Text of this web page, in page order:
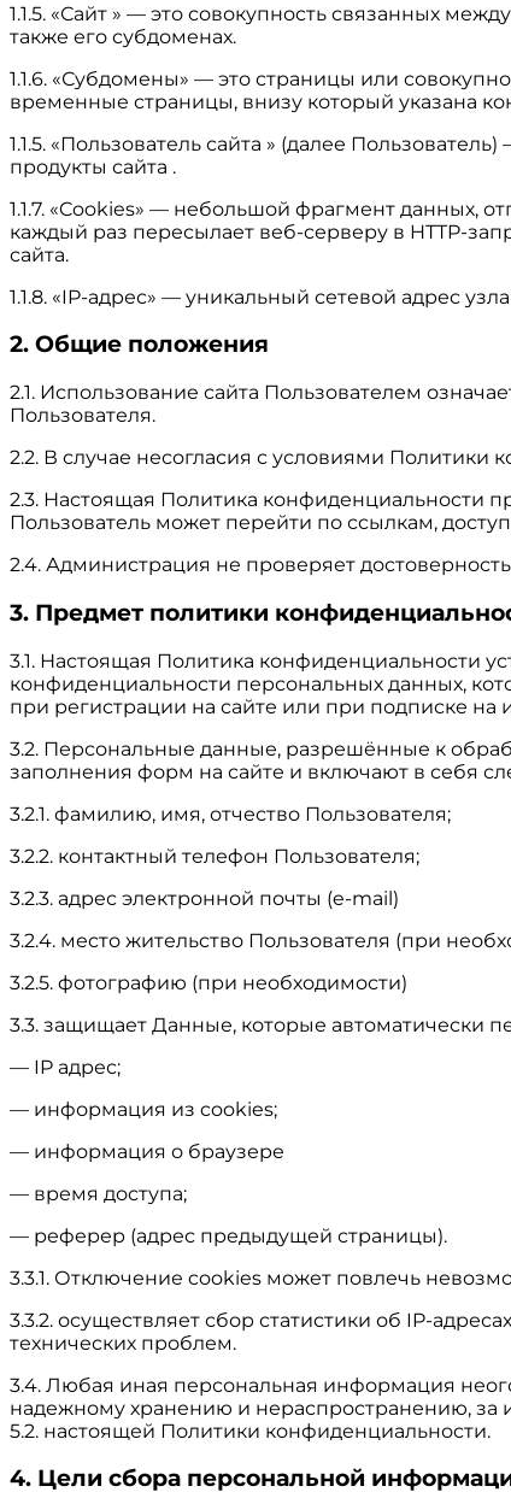
1.1.5. «Сайт » — это совокупность связанных
также его субдоменах.
1.1.6. «Субдомены» — это страницы или
временные страницы, внизу который указана
1.1.5. «Пользователь сайта » (далее
продукты сайта .
1.1.7. «Cookies» — небольшой фрагмент данных,
каждый раз пересылает веб-серверу в HTTP-
сайта.
1.1.8. «IP-адрес» — уникальный сетевой адрес
2. Общие положения
2.1. Использование сайта Пользователем
Пользователя.
2.2. В случае несогласия с условиями Политики
2.3. Настоящая Политика конфиденциальности
Пользователь может перейти по ссылкам,
2.4. Администрация не проверяет
3. Предмет политики
3.1. Настоящая Политика конфиденциальности
конфиденциальности персональных данных,
при регистрации на сайте или при подписке
3.2. Персональные данные, разрешённые к
заполнения форм на сайте и включают в себя
3.2.1. фамилию, имя, отчество Пользователя;
3.2.2. контактный телефон Пользователя;
3.2.3. адрес электронной почты (e-mail)
3.2.4. место жительство Пользователя (при
3.2.5. фотографию (при необходимости)
3.3. защищает Данные, которые автоматически
— IP адрес;
— информация из cookies;
— информация о браузере
— время доступа;
— реферер (адрес предыдущей страницы).
3.3.1. Отключение cookies может повлечь
3.3.2. осуществляет сбор статистики об IP-
технических проблем.
3.4. Любая иная персональная информация
надежному хранению и нераспространению, за
5.2. настоящей Политики конфиденциальности.
4. Цели сбора персональной